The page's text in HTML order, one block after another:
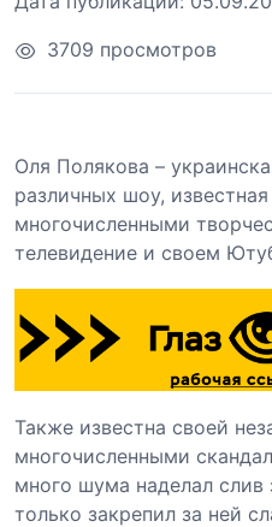
3709 просмотров
Оля Полякова –
различных шоу,
многочисленными
телевидение и своем
Также известна своей
многочисленными
много шума наделал слив
только закрепил за ней